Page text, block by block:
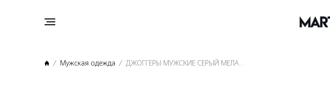
Мужская одежда ДЖОГГЕРЫ МУЖСКИЕ СЕРЫЙ МЕЛАНЖ